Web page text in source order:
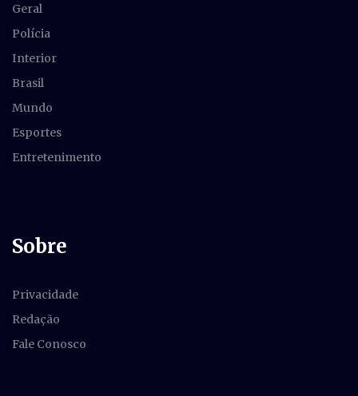
Geral
Polícia
Interior
Brasil
Mundo
Esportes
Entretenimento
Sobre
Privacidade
Redação
Fale Conosco